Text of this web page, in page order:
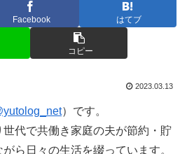
Facebook はてブ
コピー
2023.03.13
）です。
代で共働き家庭の夫が節約・貯
ら日々の生活を綴っています。